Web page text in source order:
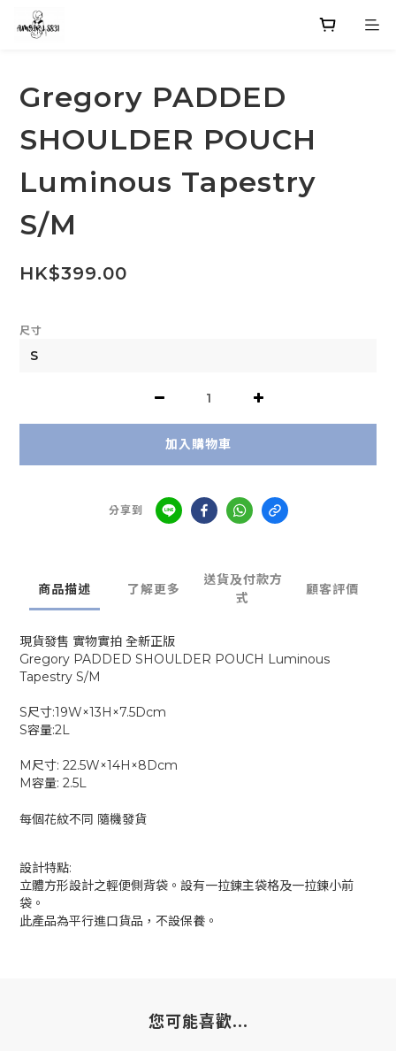
Gregory PADDED
SHOULDER POUCH
Luminous Tapestry
S/M
HK$399.00
尺寸
加入購物車
分享到
商品描述 了解更多
送貨及付款方
式
顧客評價
現貨發售 實物實拍 全新正版
Gregory PADDED SHOULDER POUCH Luminous
Tapestry S/M
S尺寸:19W×13H×7.5Dcm
S容量:2L
M尺寸: 22.5W×14H×8Dcm
M容量: 2.5L
每個花紋不同 隨機發貨
設計特點:
立體方形設計之輕便側背袋。設有一拉鍊主袋格及一拉鍊小前
袋。
此產品為平行進口貨品，不設保養。
您可能喜歡...